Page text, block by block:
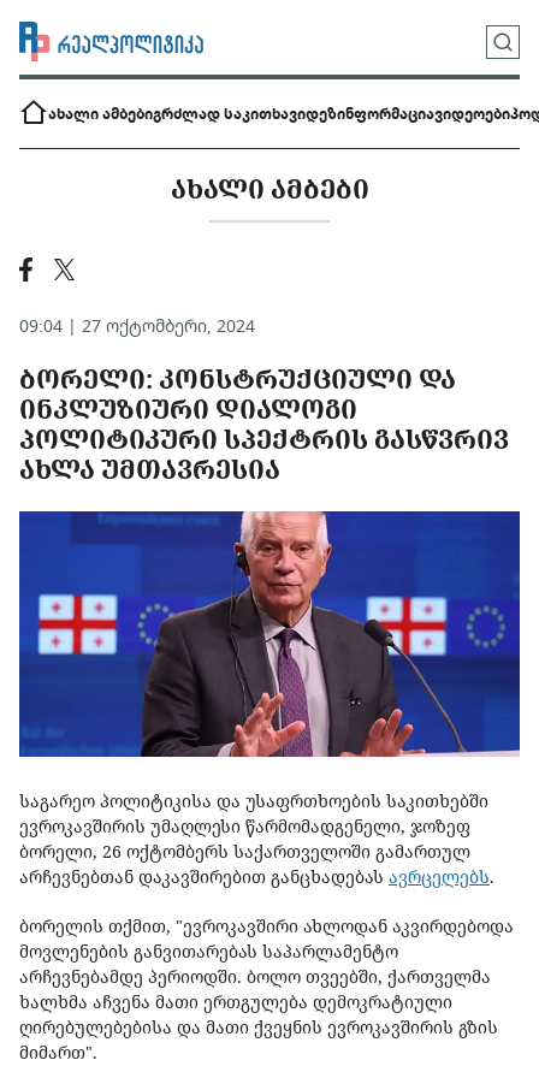
ახალი ამბებიგრძლად საკითხავიდეზინფორმაციავიდეოები
ᲐᲮᲐᲚᲘ ᲐᲛᲑᲔᲑᲘ
09:04 | 27 ოქტომბერი, 2024
ᲑᲝᲠᲔᲚᲘ: ᲙᲝᲜᲡᲢᲠᲣᲥᲪᲘᲣᲚᲘ ᲓᲐ
ᲘᲜᲙᲚᲣᲖᲘᲣᲠᲘ ᲓᲘᲐᲚᲝᲒᲘ
ᲞᲝᲚᲘᲢᲘᲙᲣᲠᲘ ᲡᲞᲔᲥᲢᲠᲘᲡ ᲒᲐᲡᲬᲕᲠᲘᲕ
ᲐᲮᲚᲐ ᲣᲛᲗᲐᲕᲠᲔᲡᲘᲐ
საგარეო პოლიტიკისა და უსაფრთხოების საკითხებში
ევროკავშირის უმაღლესი წარმომადგენელი, ჯოზეფ
ბორელი, 26 ოქტომბერს საქართველოში გამართულ
არჩევნებთან დაკავშირებით განცხადებას ავრცელებს.
ბორელის თქმით, "ევროკავშირი ახლოდან აკვირდებოდა
მოვლენების განვითარებას საპარლამენტო
არჩევნებამდე პერიოდში. ბოლო თვეებში, ქართველმა
ხალხმა აჩვენა მათი ერთგულება დემოკრატიული
ღირებულებებისა და მათი ქვეყნის ევროკავშირის გზის
მიმართ".